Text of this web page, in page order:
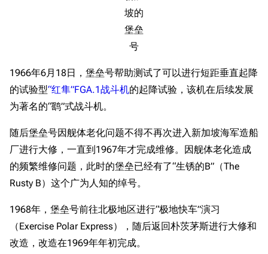
坡的
堡垒
号
1966年6月18日，堡垒号帮助测试了可以进行短距垂直起降
的试验型“红隼”FGA.1战斗机的起降试验，该机在后续发展
为著名的“鹞”式战斗机。
随后堡垒号因舰体老化问题不得不再次进入新加坡海军造船
厂进行大修，一直到1967年才完成维修。因舰体老化造成
的频繁维修问题，此时的堡垒已经有了“生锈的B”（The
Rusty B）这个广为人知的绰号。
1968年，堡垒号前往北极地区进行“极地快车”演习
（Exercise Polar Express），随后返回朴茨茅斯进行大修和
改造，改造在1969年年初完成。